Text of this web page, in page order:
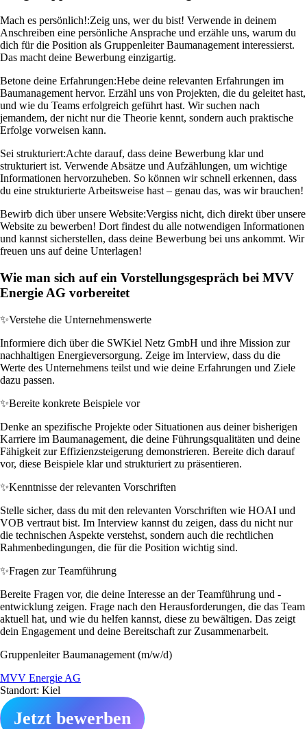
Mach es persönlich!:Zeig uns, wer du bist! Verwende in deinem
Anschreiben eine persönliche Ansprache und erzähle uns, warum du
dich für die Position als Gruppenleiter Baumanagement interessierst.
Das macht deine Bewerbung einzigartig.
Betone deine Erfahrungen:Hebe deine relevanten Erfahrungen im
Baumanagement hervor. Erzähl uns von Projekten, die du geleitet hast,
und wie du Teams erfolgreich geführt hast. Wir suchen nach
jemandem, der nicht nur die Theorie kennt, sondern auch praktische
Erfolge vorweisen kann.
Sei strukturiert:Achte darauf, dass deine Bewerbung klar und
strukturiert ist. Verwende Absätze und Aufzählungen, um wichtige
Informationen hervorzuheben. So können wir schnell erkennen, dass
du eine strukturierte Arbeitsweise hast – genau das, was wir brauchen!
Bewirb dich über unsere Website:Vergiss nicht, dich direkt über unsere
Website zu bewerben! Dort findest du alle notwendigen Informationen
und kannst sicherstellen, dass deine Bewerbung bei uns ankommt. Wir
freuen uns auf deine Unterlagen!
Wie man sich auf ein Vorstellungsgespräch bei MVV
Energie AG vorbereitet
✨Verstehe die Unternehmenswerte
Informiere dich über die SWKiel Netz GmbH und ihre Mission zur
nachhaltigen Energieversorgung. Zeige im Interview, dass du die
Werte des Unternehmens teilst und wie deine Erfahrungen und Ziele
dazu passen.
✨Bereite konkrete Beispiele vor
Denke an spezifische Projekte oder Situationen aus deiner bisherigen
Karriere im Baumanagement, die deine Führungsqualitäten und deine
Fähigkeit zur Effizienzsteigerung demonstrieren. Bereite dich darauf
vor, diese Beispiele klar und strukturiert zu präsentieren.
✨Kenntnisse der relevanten Vorschriften
Stelle sicher, dass du mit den relevanten Vorschriften wie HOAI und
VOB vertraut bist. Im Interview kannst du zeigen, dass du nicht nur
die technischen Aspekte verstehst, sondern auch die rechtlichen
Rahmenbedingungen, die für die Position wichtig sind.
✨Fragen zur Teamführung
Bereite Fragen vor, die deine Interesse an der Teamführung und -
entwicklung zeigen. Frage nach den Herausforderungen, die das Team
aktuell hat, und wie du helfen kannst, diese zu bewältigen. Das zeigt
dein Engagement und deine Bereitschaft zur Zusammenarbeit.
Gruppenleiter Baumanagement (m/w/d)
MVV Energie AG
Standort: Kiel
Jetzt bewerben